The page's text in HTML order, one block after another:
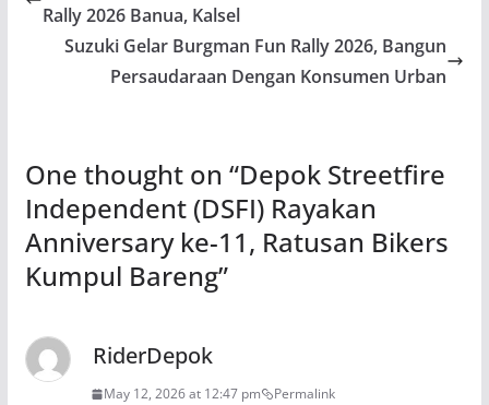
Rally 2026 Banua, Kalsel
Suzuki Gelar Burgman Fun Rally 2026, Bangun
Persaudaraan Dengan Konsumen Urban
One thought on “Depok Streetfire
Independent (DSFI) Rayakan
Anniversary ke-11, Ratusan Bikers
Kumpul Bareng”
RiderDepok
May 12, 2026 at 12:47 pm Permalink